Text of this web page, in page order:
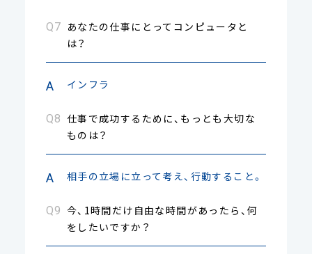
あなたの仕事にとってコンピュータと
は？
インフラ
仕事で成功するために、もっとも大切な
ものは？
相手の立場に立って考え、行動すること。
今、1時間だけ自由な時間があったら、何
をしたいですか？